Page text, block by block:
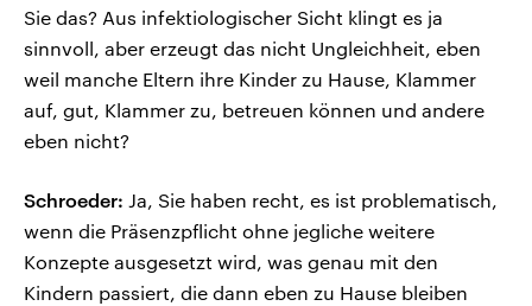
Sie das? Aus infektiologischer Sicht klingt es ja
sinnvoll, aber erzeugt das nicht Ungleichheit, eben
weil manche Eltern ihre Kinder zu Hause, Klammer
auf, gut, Klammer zu, betreuen können und andere
eben nicht?
Schroeder: Ja, Sie haben recht, es ist problematisch,
wenn die Präsenzpflicht ohne jegliche weitere
Konzepte ausgesetzt wird, was genau mit den
Kindern passiert, die dann eben zu Hause bleiben